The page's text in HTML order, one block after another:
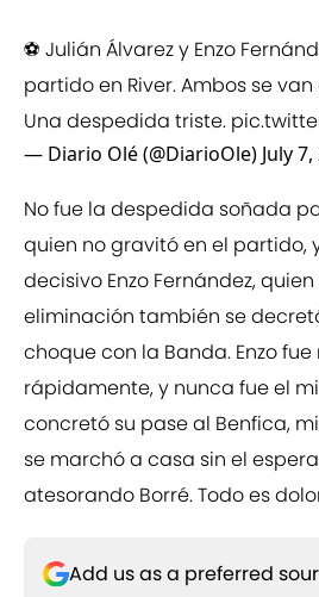
⚽️ Julián Álvarez y Enzo
partido en River. Ambos se
Una despedida triste.
— Diario Olé (@DiarioOle) July
No fue la despedida soñada
quien no gravitó en el partido,
decisivo Enzo Fernández,
eliminación también se
choque con la Banda. Enzo
rápidamente, y nunca fue el
concretó su pase al Benfica,
se marchó a casa sin el
atesorando Borré. Todo es
Add us as a preferred